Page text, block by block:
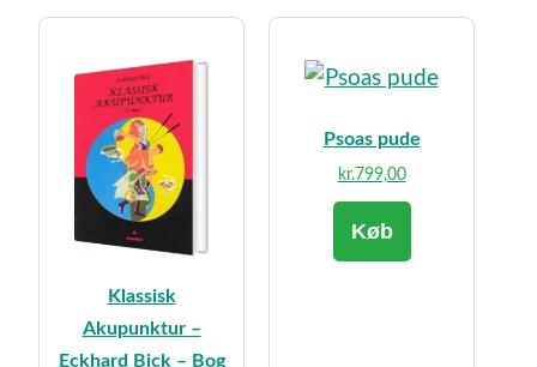
Klassisk
Akupunktur –
Eckhard Bick – Bog
Psoas pude
kr.799,00
Køb